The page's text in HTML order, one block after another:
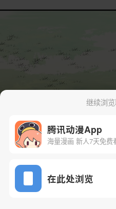
继续浏
腾讯动漫App
海量漫画 新人7天免费
在此处浏览